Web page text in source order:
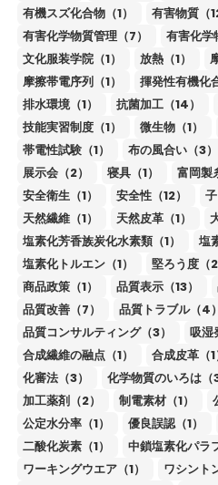
有機スズ化合物（1）
有害物質（
有害化学物質管理（7）
有害化学
文化服装学院（1）
放熱（1）
摩擦帯電序列（1）
揮発性有機化
排水環境（1）
抗菌加工（14）
技能実習制度（1）
微生物（1）
帯電性試験（1）
布の風合い（3）
展示会（2）
寝具（1） 富岡製
安全衛生（1）
安全性（12）
天然繊維（1）
天然皮革（1）
塩素化芳香族炭化水素類（1）
塩
塩素化トルエン（1）
堅ろう度（2
商品政策（1）
品質表示（13）
品質改善（7）
品質トラブル（4）
品質コンサルティング（3）
吸湿
合成繊維の融点（1）
合成皮革（1
化審法（3）
化学物質のいろは（
加工薬剤（2）
制電素材（1）
公定水分率（1）
優良誤認（1）
二酸化炭素（1）
中鎖塩素化パラ
ワーキングウエア（1）
ワシント